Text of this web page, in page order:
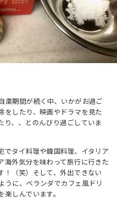
粛期間が続く中、いかがお過ご
をしたり、映画やドラマを見た
り、、とのんびり過ごしていま
でタイ料理や韓国料理、イタリア
海外気分を味わって旅行に行きた
！（笑）そして、外出できない
うに、ベランダでカフェ風ドリ
しんでいます。